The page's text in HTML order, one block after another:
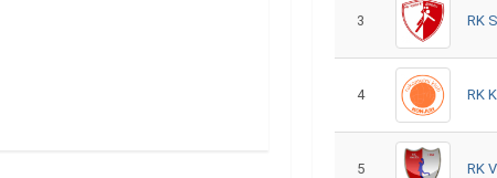
3 RK
4 RK
5 RK